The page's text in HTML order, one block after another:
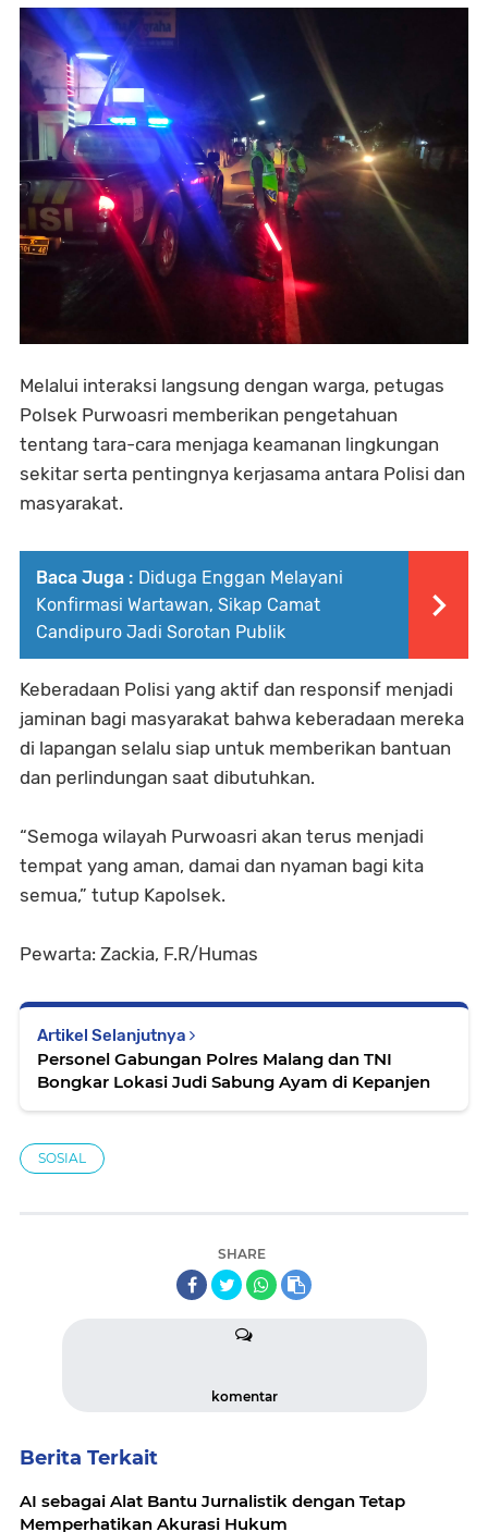
Melalui interaksi langsung dengan warga, petugas
Polsek Purwoasri memberikan pengetahuan
tentang tara-cara menjaga keamanan lingkungan
sekitar serta pentingnya kerjasama antara Polisi dan
masyarakat.
Baca Juga : Diduga Enggan Melayani
Konfirmasi Wartawan, Sikap Camat
Candipuro Jadi Sorotan Publik
Keberadaan Polisi yang aktif dan responsif menjadi
jaminan bagi masyarakat bahwa keberadaan mereka
di lapangan selalu siap untuk memberikan bantuan
dan perlindungan saat dibutuhkan.
“Semoga wilayah Purwoasri akan terus menjadi
tempat yang aman, damai dan nyaman bagi kita
semua,” tutup Kapolsek.
Pewarta: Zackia, F.R/Humas
Artikel Selanjutnya
Personel Gabungan Polres Malang dan TNI
Bongkar Lokasi Judi Sabung Ayam di Kepanjen
SOSIAL
SHARE
komentar
Berita Terkait
AI sebagai Alat Bantu Jurnalistik dengan Tetap
Memperhatikan Akurasi Hukum